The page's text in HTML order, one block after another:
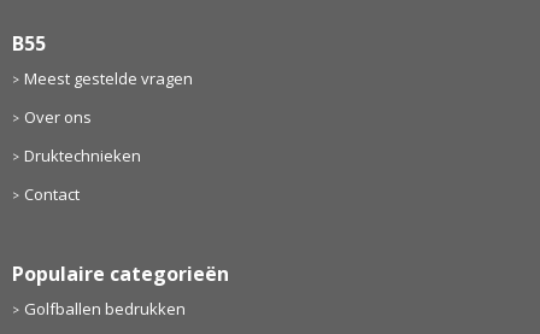
B55
Meest gestelde vragen
Over ons
Druktechnieken
Contact
Populaire categorieën
Golfballen bedrukken